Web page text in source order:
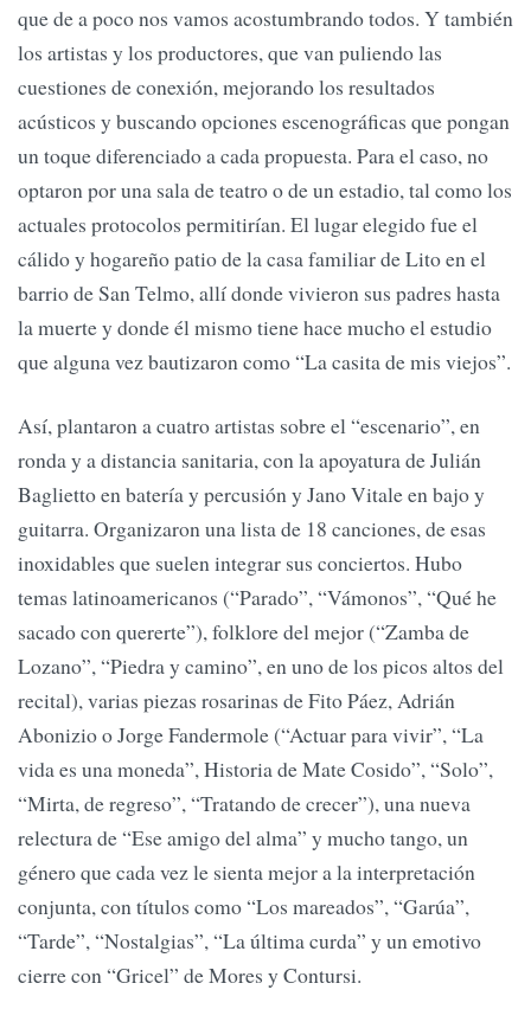
que de a poco nos vamos acostumbrando todos. Y también
los artistas y los productores, que van puliendo las
cuestiones de conexión, mejorando los resultados
acústicos y buscando opciones escenográficas que pongan
un toque diferenciado a cada propuesta. Para el caso, no
optaron por una sala de teatro o de un estadio, tal como los
actuales protocolos permitirían. El lugar elegido fue el
cálido y hogareño patio de la casa familiar de Lito en el
barrio de San Telmo, allí donde vivieron sus padres hasta
la muerte y donde él mismo tiene hace mucho el estudio
que alguna vez bautizaron como “La casita de mis viejos”.
Así, plantaron a cuatro artistas sobre el “escenario”, en
ronda y a distancia sanitaria, con la apoyatura de Julián
Baglietto en batería y percusión y Jano Vitale en bajo y
guitarra. Organizaron una lista de 18 canciones, de esas
inoxidables que suelen integrar sus conciertos. Hubo
temas latinoamericanos (“Parado”, “Vámonos”, “Qué he
sacado con quererte”), folklore del mejor (“Zamba de
Lozano”, “Piedra y camino”, en uno de los picos altos del
recital), varias piezas rosarinas de Fito Páez, Adrián
Abonizio o Jorge Fandermole (“Actuar para vivir”, “La
vida es una moneda”, Historia de Mate Cosido”, “Solo”,
“Mirta, de regreso”, “Tratando de crecer”), una nueva
relectura de “Ese amigo del alma” y mucho tango, un
género que cada vez le sienta mejor a la interpretación
conjunta, con títulos como “Los mareados”, “Garúa”,
“Tarde”, “Nostalgias”, “La última curda” y un emotivo
cierre con “Gricel” de Mores y Contursi.